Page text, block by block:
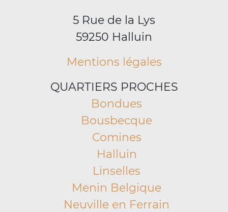
5 Rue de la Lys
59250 Halluin
Mentions légales
QUARTIERS PROCHES
Bondues
Bousbecque
Comines
Halluin
Linselles
Menin Belgique
Neuville en Ferrain